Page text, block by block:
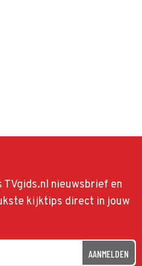
nieuwsbrief en
kijktips direct in jouw
AANMELDEN